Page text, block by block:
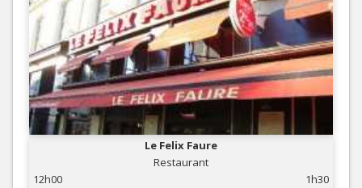
Le Felix Faure
Restaurant
12h00
1h30